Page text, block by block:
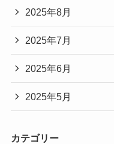
2025年8月
2025年7月
2025年6月
2025年5月
カテゴリー